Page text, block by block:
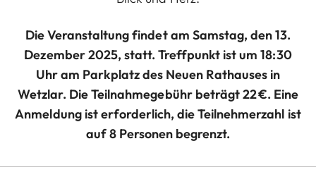
Die Veranstaltung findet am Samstag, den 13.
Dezember 2025, statt. Treffpunkt ist um 18:30
Uhr am Parkplatz des Neuen Rathauses in
Wetzlar. Die Teilnahmegebühr beträgt 22 €. Eine
Anmeldung ist erforderlich, die Teilnehmerzahl ist
auf 8 Personen begrenzt.